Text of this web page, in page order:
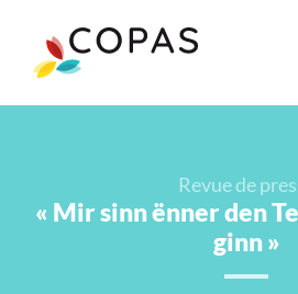
Revue de
« Mir sinn ënner den
ginn »